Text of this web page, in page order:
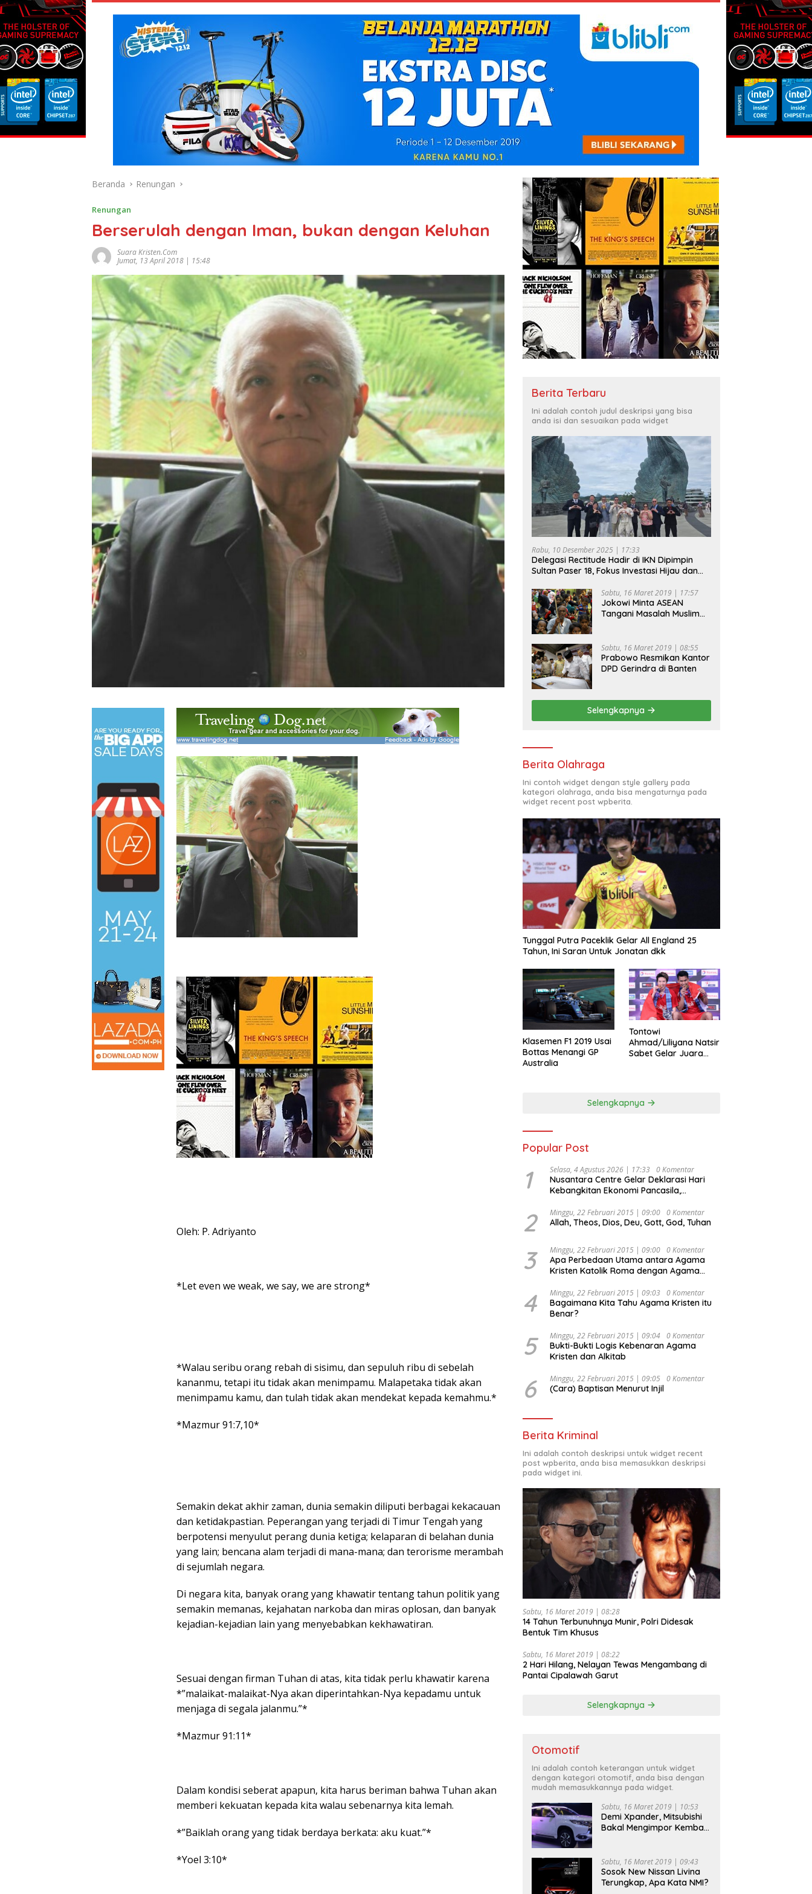
Beranda Renungan
Renungan
Berserulah dengan Iman, bukan dengan Keluhan
Suara Kristen.com
Jumat, 13 April 2018 | 15:48
Oleh: P. Adriyanto
*Let even we weak, we say, we are strong*
*Walau seribu orang rebah di sisimu, dan sepuluh ribu di sebelah
kananmu, tetapi itu tidak akan menimpamu. Malapetaka tidak akan
menimpamu kamu, dan tulah tidak akan mendekat kepada kemahmu.*
*Mazmur 91:7,10*
Semakin dekat akhir zaman, dunia semakin diliputi berbagai kekacauan
dan ketidakpastian. Peperangan yang terjadi di Timur Tengah yang
berpotensi menyulut perang dunia ketiga; kelaparan di belahan dunia
yang lain; bencana alam terjadi di mana-mana; dan terorisme merambah
di sejumlah negara.
Di negara kita, banyak orang yang khawatir tentang tahun politik yang
semakin memanas, kejahatan narkoba dan miras oplosan, dan banyak
kejadian-kejadian lain yang menyebabkan kekhawatiran.
Sesuai dengan firman Tuhan di atas, kita tidak perlu khawatir karena
*”malaikat-malaikat-Nya akan diperintahkan-Nya kepadamu untuk
menjaga di segala jalanmu.”*
*Mazmur 91:11*
Dalam kondisi seberat apapun, kita harus beriman bahwa Tuhan akan
memberi kekuatan kepada kita walau sebenarnya kita lemah.
*”Baiklah orang yang tidak berdaya berkata: aku kuat.”*
*Yoel 3:10*
Berita Terbaru
Ini adalah contoh judul deskripsi yang bisa
anda isi dan sesuaikan pada widget
Rabu, 10 Desember 2025 | 17:33
Delegasi Rectitude Hadir di IKN Dipimpin
Sultan Paser 18, Fokus Investasi Hijau dan
Sabtu, 16 Maret 2019 | 17:57
Jokowi Minta ASEAN
Tangani Masalah Muslim
Sabtu, 16 Maret 2019 | 08:55
Prabowo Resmikan Kantor
DPD Gerindra di Banten
Selengkapnya
Berita Olahraga
Ini contoh widget dengan style gallery pada
kategori olahraga, anda bisa mengaturnya pada
widget recent post wpberita.
Tunggal Putra Paceklik Gelar All England 25
Tahun, Ini Saran Untuk Jonatan dkk
Klasemen F1 2019 Usai
Bottas Menangi GP
Australia
Tontowi
Ahmad/Liliyana Natsir
Sabet Gelar Juara
Selengkapnya
Popular Post
1 Selasa, 4 Agustus 2026 | 17:33 0 Komentar
Nusantara Centre Gelar Deklarasi Hari
Kebangkitan Ekonomi Pancasila,
Djojohadikusumo Anti Penjajahan
(Pergolakan Ekonomi Politik Indonesia) &
Undang Perekonomian Nasional dan
Kesejahteraan Sosial dalam Menata
Bangsa Menuju Indonesia Emas 2045”,
2 Minggu, 22 Februari 2015 | 09:00 0 Komentar
Allah, Theos, Dios, Deu, Gott, God, Tuhan
3 Minggu, 22 Februari 2015 | 09:00 0 Komentar
Apa Perbedaan Utama antara Agama
Kristen Katolik Roma dengan Agama
4 Minggu, 22 Februari 2015 | 09:03 0 Komentar
Bagaimana Kita Tahu Agama Kristen itu
Benar?
5 Minggu, 22 Februari 2015 | 09:04 0 Komentar
Bukti-Bukti Logis Kebenaran Agama
Kristen dan Alkitab
6 Minggu, 22 Februari 2015 | 09:05 0 Komentar
(Cara) Baptisan Menurut Injil
Berita Kriminal
Ini adalah contoh deskripsi untuk widget recent
post wpberita, anda bisa memasukkan deskripsi
pada widget ini.
Sabtu, 16 Maret 2019 | 08:28
14 Tahun Terbunuhnya Munir, Polri Didesak
Bentuk Tim Khusus
Sabtu, 16 Maret 2019 | 08:22
2 Hari Hilang, Nelayan Tewas Mengambang di
Pantai Cipalawah Garut
Selengkapnya
Otomotif
Ini adalah contoh keterangan untuk widget
dengan kategori otomotif, anda bisa dengan
mudah memasukkannya pada widget.
Sabtu, 16 Maret 2019 | 10:53
Demi Xpander, Mitsubishi
Bakal Mengimpor Kembali
Sabtu, 16 Maret 2019 | 09:43
Sosok New Nissan Livina
Terungkap, Apa Kata NMI?